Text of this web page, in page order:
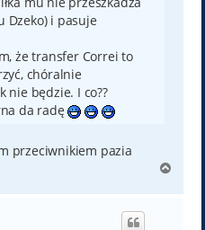
Dzeko) i pasuje
że transfer Correi to
chóralnie
nie będzie. I co??
da radę
przeciwnikiem pazia
g